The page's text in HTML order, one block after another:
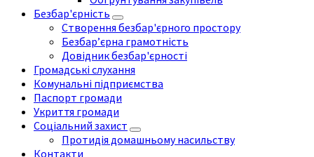
Безбар'єрність
Створення безбар'єрного простору
Безбар’єрна грамотність
Довідник безбар'єрності
Громадські слухання
Комунальні підприємства
Паспорт громади
Укриття громади
Соціальний захист
Протидія домашньому насильству
Контакти